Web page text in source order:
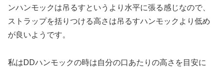
ンハンモックは吊るすというより水平に張る感じなので、
ストラップを括りつける高さは吊るすハンモックより低め
が良いようです。
私はDDハンモックの時は自分の口あたりの高さを目安に